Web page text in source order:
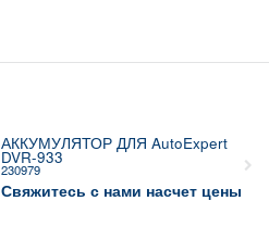
АККУМУЛЯТОР ДЛЯ AutoExpert
DVR-933
230979
Свяжитесь с нами насчет цены